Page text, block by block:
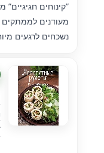
”קינוחים
מעודנים לממתקים
נשכחים לרגעים